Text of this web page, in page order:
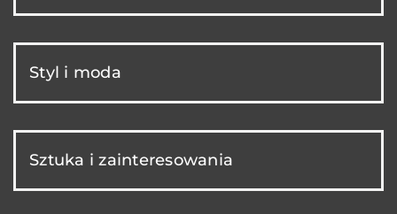
Styl i moda
Sztuka i zainteresowania